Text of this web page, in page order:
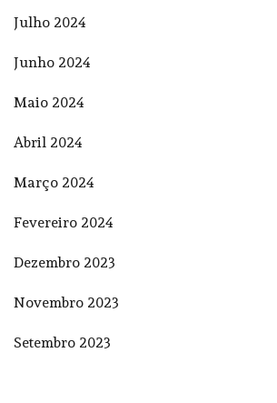
Julho 2024
Junho 2024
Maio 2024
Abril 2024
Março 2024
Fevereiro 2024
Dezembro 2023
Novembro 2023
Setembro 2023